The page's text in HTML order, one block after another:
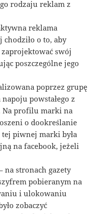
rodzaju reklam z
reklama
o to, aby
swój
poszczególne jego
poprzez grupę
powstałego z
Na profilu marki na
o dookreślanie
piwnej marki była
na facebook, jeżeli
stronach gazety
pobieranym na
i ulokowaniu
zobaczyć